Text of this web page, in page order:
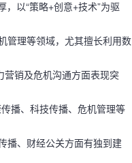
以“策略+创意+技术”为驱
管理等领域，尤其擅长利用数
营销及危机沟通方面表现突
播、科技传播、危机管理等
播、财经公关方面有独到建